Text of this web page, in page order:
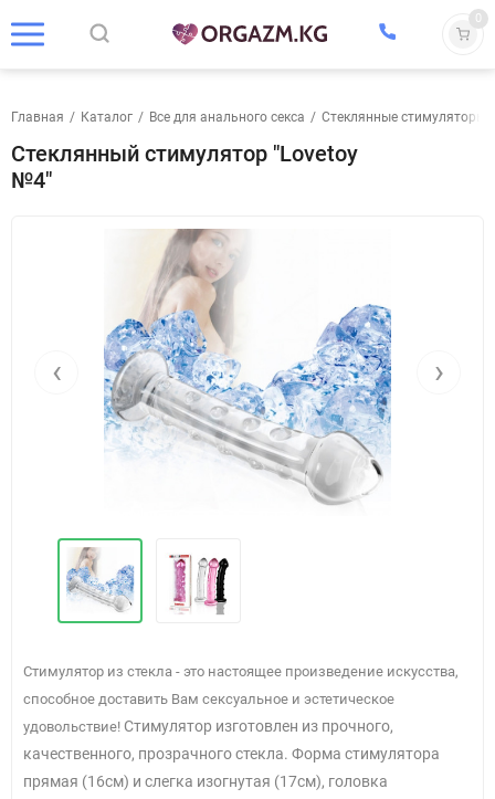
0
Главная / Каталог / Все для анального секса / Стеклянные стимуляторы
Стеклянный стимулятор "Lovetoy
№4"
‹ ›
Cтимулятор из стекла - это настоящее произведение искусства,
способное доставить Вам сексуальное и эстетическое
удовольствие! Стимулятор изготовлен из прочного,
качественного, прозрачного стекла. Форма стимулятора
прямая (16см) и слегка изогнутая (17см), головка